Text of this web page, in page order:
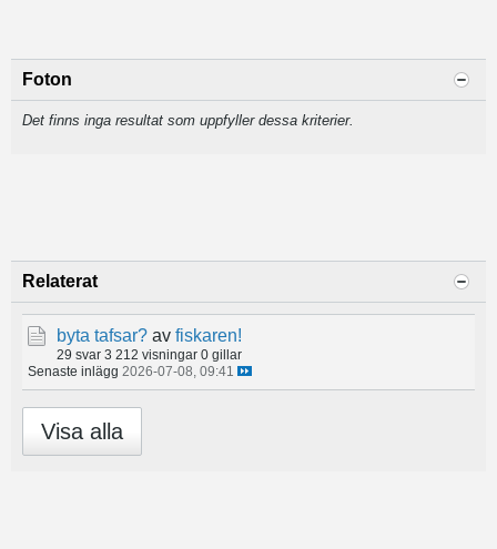
Foton
Det finns inga resultat som uppfyller dessa kriterier.
Relaterat
byta tafsar? av fiskaren!
29 svar 3 212 visningar 0 gillar
Senaste inlägg 2026-07-08, 09:41
Visa alla